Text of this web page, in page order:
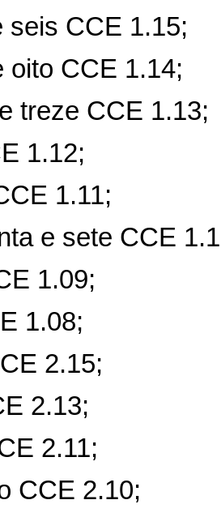
seis CCE 1.15;
oito CCE 1.14;
treze CCE 1.13;
1.12;
1.11;
e sete CCE
1.09;
1.08;
2.15;
2.13;
2.11;
CCE 2.10;